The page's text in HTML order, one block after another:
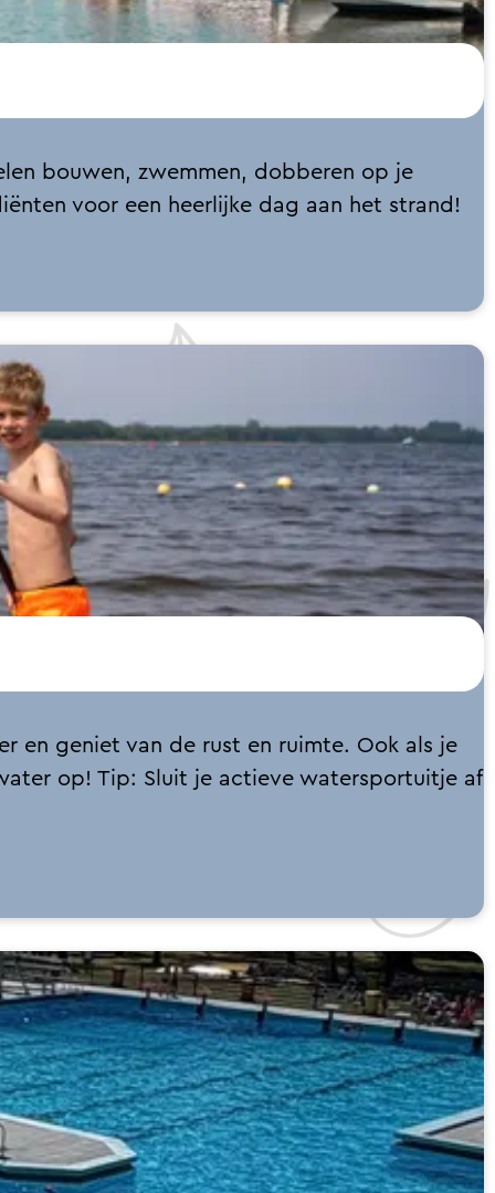
bouwen, zwemmen, dobberen op je
voor een heerlijke dag aan het strand!
en geniet van de rust en ruimte. Ook als je
op! Tip: Sluit je actieve watersportuitje af